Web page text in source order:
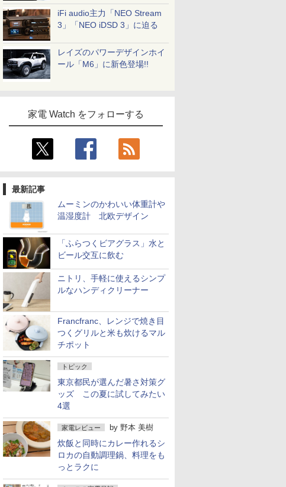
iFi audio主力「NEO Stream
3」「NEO iDSD 3」に迫る
レイズのパワーデザインホイ
ール「M6」に新色登場!!
家電 Watch をフォローする
最新記事
ムーミンのかわいい体重計や
温湿度計 北欧デザイン
「ふらつくビアグラス」水と
ビール交互に飲む
ニトリ、手軽に使えるシンプ
ルなハンディクリーナー
Francfranc、レンジで焼き目
つくグリルと米も炊けるマル
チポット
トピック
東京都民が選んだ暑さ対策グ
ッズ この夏に試してみたい
4選
家電レビュー by 野本 美樹
炊飯と同時にカレー作れるシ
ロカの自動調理鍋、料理をも
っとラクに